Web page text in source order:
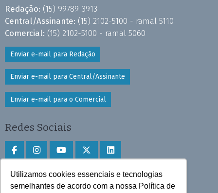
Utilizamos cookies essenciais e tecnologias
semelhantes de acordo com a nossa Política de
Redação: (15) 99789-3913
Central/Assinante: (15) 2102-5100 - ramal 5110
Comercial: (15) 2102-5100 - ramal 5060
Enviar e-mail para Redação
Enviar e-mail para Central/Assinante
Enviar e-mail para o Comercial
Redes Sociais
Faça download do aplicativo